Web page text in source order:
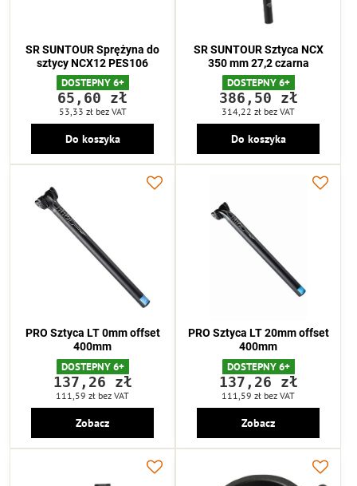
SR SUNTOUR Sprężyna do
sztycy NCX12 PES106
DOSTEPNY 6+
65,60 zł
53,33 zł bez VAT
Do koszyka
SR SUNTOUR Sztyca NCX
350 mm 27,2 czarna
DOSTEPNY 6+
386,50 zł
314,22 zł bez VAT
Do koszyka
PRO Sztyca LT 0mm offset
400mm
DOSTEPNY 6+
137,26 zł
111,59 zł bez VAT
Zobacz
PRO Sztyca LT 20mm offset
400mm
DOSTEPNY 6+
137,26 zł
111,59 zł bez VAT
Zobacz